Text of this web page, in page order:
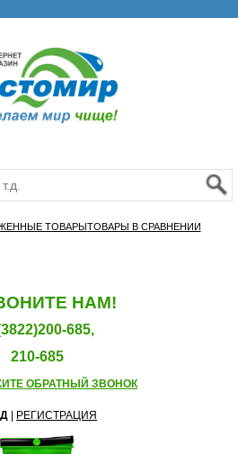
ТОВАРЫТОВАРЫ В СРАВНЕНИИ
НАМ!
685,
210-685
ОБРАТНЫЙ ЗВОНОК
РЕГИСТРАЦИЯ